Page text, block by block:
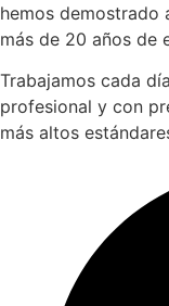
hemos demostrado
más de 20 años de
Trabajamos cada
profesional y con
más altos